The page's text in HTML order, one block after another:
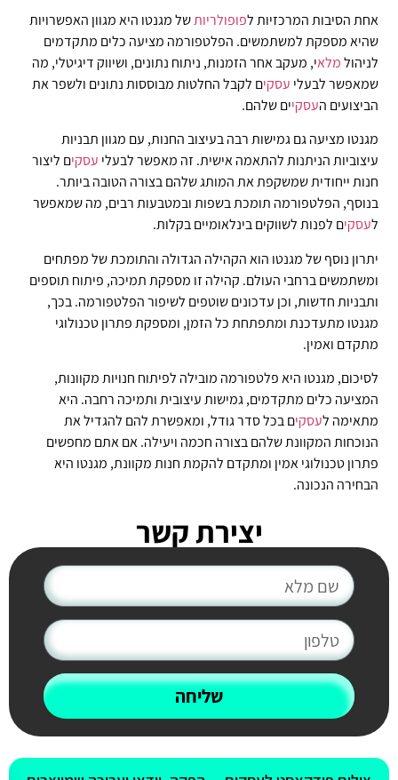
אחת הסיבות המרכזיות לפופולריותשל מגנטו היא מגוון האפשרויות
שהיא מספקת למשתמשים. הפלטפורמה מציעה כלים מתקדמים
לניהולמלאי, מעקב אחר הזמנות, ניתוח נתונים, ושיווק דיגיטלי, מה
שמאפשר לבעלי עסקים לקבל החלטות מבוססות נתונים ולשפר את
הביצועים העסקיים שלהם.
מגנטו מציעה גם גמישות רבה בעיצוב החנות, עם מגוון תבניות
עיצוביות הניתנות להתאמה אישית. זה מאפשר לבעלי עסקים ליצור
חנות ייחודית שמשקפת את המותג שלהם בצורה הטובה ביותר.
בנוסף, הפלטפורמה תומכת בשפות ובמטבעות רבים, מה שמאפשר
לעסקים לפנות לשווקים בינלאומיים בקלות.
יתרון נוסף של מגנטו הוא הקהילה הגדולה והתומכת של מפתחים
ומשתמשים ברחבי העולם. קהילה זו מספקת תמיכה, פיתוח תוספים
ותבניות חדשות, וכן עדכונים שוטפים לשיפור הפלטפורמה. בכך,
מגנטו מתעדכנת ומתפתחת כל הזמן, ומספקת פתרון טכנולוגי
מתקדם ואמין.
לסיכום, מגנטו היא פלטפורמה מובילה לפיתוח חנויות מקוונות,
המציעה כלים מתקדמים, גמישות עיצובית ותמיכה רחבה. היא
מתאימה לעסקים בכל סדר גודל, ומאפשרת להם להגדיל את
הנוכחות המקוונת שלהם בצורה חכמה ויעילה. אם אתם מחפשים
פתרון טכנולוגי אמין ומתקדם להקמת חנות מקוונת, מגנטו היא
הבחירה הנכונה.
יצירת קשר
שליחה